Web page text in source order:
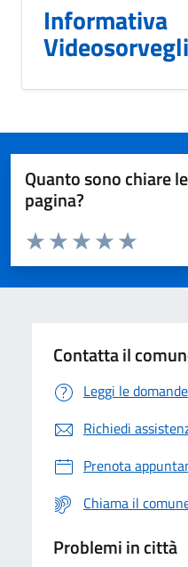
Informativa
Quanto sono chiare
pagina?
Valuta da 1 a 5 stelle la pagina
Valuta 5
Valuta 4 stelle
Valuta 3 stelle su 5
Valuta 2 stelle su 5
Valuta 1 stelle su 5
Contatta il
Leggi le
Richiedi
Prenota
Chiama il
Problemi in città